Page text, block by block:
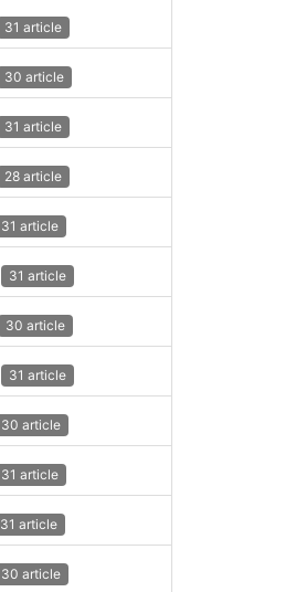
31 article
30 article
31 article
28 article
31 article
31 article
30 article
31 article
30 article
31 article
31 article
30 article